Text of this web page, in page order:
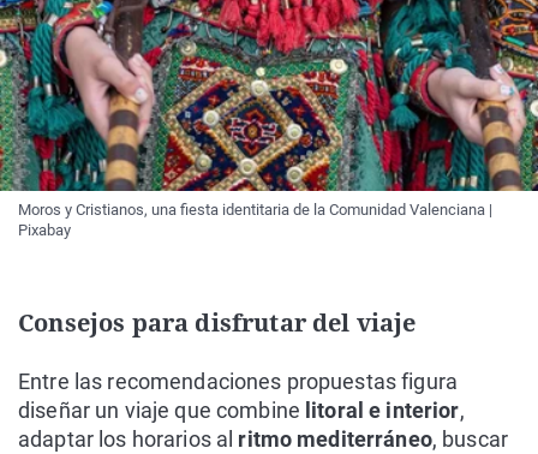
Moros y Cristianos, una fiesta identitaria de la Comunidad Valenciana |
Pixabay
Consejos para disfrutar del viaje
Entre las recomendaciones propuestas figura
diseñar un viaje que combine litoral e interior,
adaptar los horarios al ritmo mediterráneo, buscar